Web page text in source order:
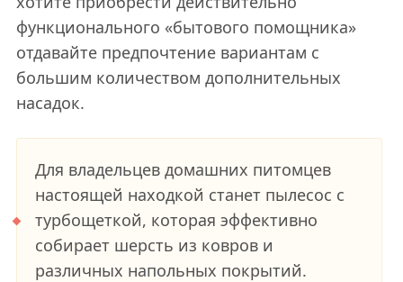
функционального «бытового помощника»
отдавайте предпочтение вариантам с
большим количеством дополнительных
насадок.
Для владельцев домашних питомцев
настоящей находкой станет пылесос с
турбощеткой, которая эффективно
собирает шерсть из ковров и
различных напольных покрытий.